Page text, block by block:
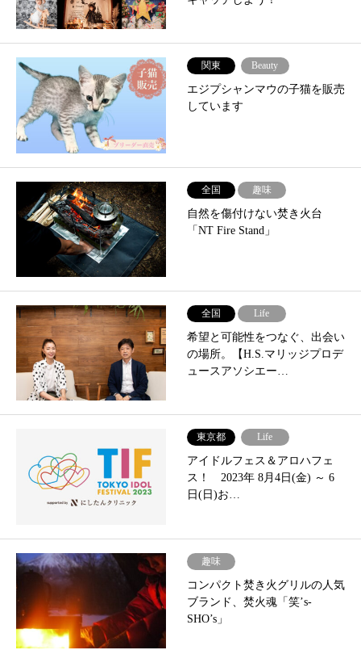
関東 Beauty
エジプシャンマウの子猫を販売
しています
全国 趣味
自然を傷付けない焚き⽕台
「NT Fire Stand」
全国 Life
希望と可能性をつなぐ、出会い
の場所。【H.S.マリッジプロデ
ュースアソシエー…
東京都 Life
アイドルフェス＆アロハフェ
ス！ 2023年 8月4日(金) ～ 6
日(日)お…
趣味
コンパクト焚き火グリルの人気
ブランド、焚火魂「笑’s-
SHO’s」